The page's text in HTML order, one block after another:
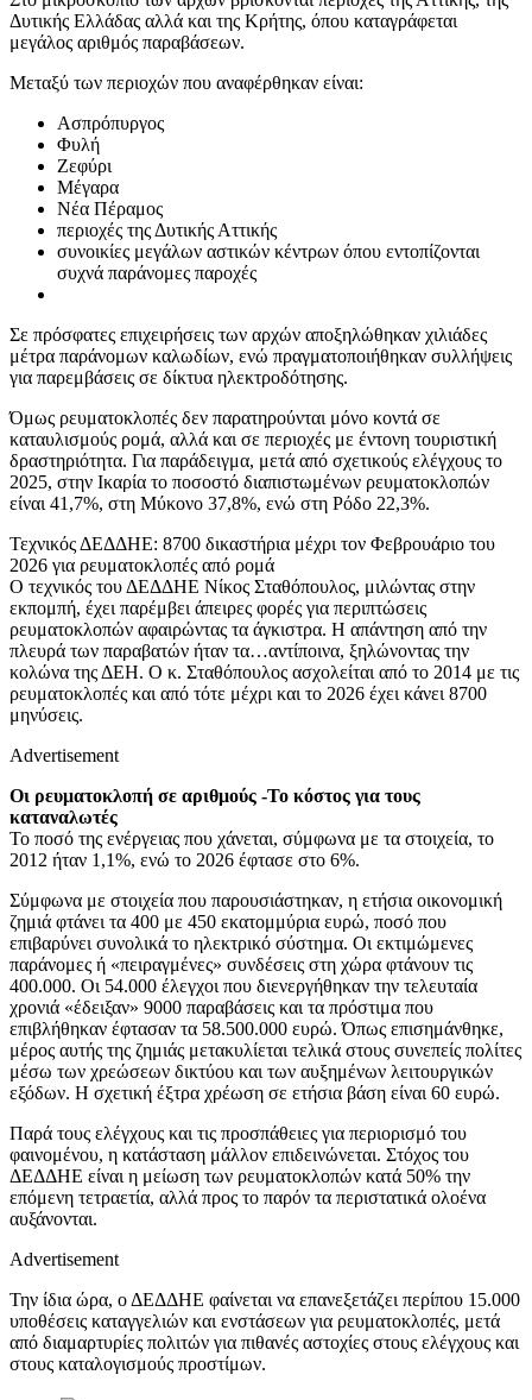
Δυτικής Ελλάδας αλλά και της Κρήτης, όπου καταγράφεται
μεγάλος αριθμός παραβάσεων.
Μεταξύ των περιοχών που αναφέρθηκαν είναι:
Ασπρόπυργος
Φυλή
Ζεφύρι
Μέγαρα
Νέα Πέραμος
περιοχές της Δυτικής Αττικής
συνοικίες μεγάλων αστικών κέντρων όπου εντοπίζονται
συχνά παράνομες παροχές
Σε πρόσφατες επιχειρήσεις των αρχών αποξηλώθηκαν χιλιάδες
μέτρα παράνομων καλωδίων, ενώ πραγματοποιήθηκαν συλλήψεις
για παρεμβάσεις σε δίκτυα ηλεκτροδότησης.
Όμως ρευματοκλοπές δεν παρατηρούνται μόνο κοντά σε
καταυλισμούς ρομά, αλλά και σε περιοχές με έντονη τουριστική
δραστηριότητα. Για παράδειγμα, μετά από σχετικούς ελέγχους το
2025, στην Ικαρία το ποσοστό διαπιστωμένων ρευματοκλοπών
είναι 41,7%, στη Μύκονο 37,8%, ενώ στη Ρόδο 22,3%.
Τεχνικός ΔΕΔΔΗΕ: 8700 δικαστήρια μέχρι τον Φεβρουάριο του
2026 για ρευματοκλοπές από ρομά
Ο τεχνικός του ΔΕΔΔΗΕ Νίκος Σταθόπουλος, μιλώντας στην
εκπομπή, έχει παρέμβει άπειρες φορές για περιπτώσεις
ρευματοκλοπών αφαιρώντας τα άγκιστρα. Η απάντηση από την
πλευρά των παραβατών ήταν τα…αντίποινα, ξηλώνοντας την
κολώνα της ΔΕΗ. Ο κ. Σταθόπουλος ασχολείται από το 2014 με τις
ρευματοκλοπές και από τότε μέχρι και το 2026 έχει κάνει 8700
μηνύσεις.
Advertisement
Οι ρευματοκλοπή σε αριθμούς -Το κόστος για τους
καταναλωτές
Το ποσό της ενέργειας που χάνεται, σύμφωνα με τα στοιχεία, το
2012 ήταν 1,1%, ενώ το 2026 έφτασε στο 6%.
Σύμφωνα με στοιχεία που παρουσιάστηκαν, η ετήσια οικονομική
ζημιά φτάνει τα 400 με 450 εκατομμύρια ευρώ, ποσό που
επιβαρύνει συνολικά το ηλεκτρικό σύστημα. Οι εκτιμώμενες
παράνομες ή «πειραγμένες» συνδέσεις στη χώρα φτάνουν τις
400.000. Οι 54.000 έλεγχοι που διενεργήθηκαν την τελευταία
χρονιά «έδειξαν» 9000 παραβάσεις και τα πρόστιμα που
επιβλήθηκαν έφτασαν τα 58.500.000 ευρώ. Όπως επισημάνθηκε,
μέρος αυτής της ζημιάς μετακυλίεται τελικά στους συνεπείς πολίτες
μέσω των χρεώσεων δικτύου και των αυξημένων λειτουργικών
εξόδων. Η σχετική έξτρα χρέωση σε ετήσια βάση είναι 60 ευρώ.
Παρά τους ελέγχους και τις προσπάθειες για περιορισμό του
φαινομένου, η κατάσταση μάλλον επιδεινώνεται. Στόχος του
ΔΕΔΔΗΕ είναι η μείωση των ρευματοκλοπών κατά 50% την
επόμενη τετραετία, αλλά προς το παρόν τα περιστατικά ολοένα
αυξάνονται.
Advertisement
Την ίδια ώρα, ο ΔΕΔΔΗΕ φαίνεται να επανεξετάζει περίπου 15.000
υποθέσεις καταγγελιών και ενστάσεων για ρευματοκλοπές, μετά
από διαμαρτυρίες πολιτών για πιθανές αστοχίες στους ελέγχους και
στους καταλογισμούς προστίμων.